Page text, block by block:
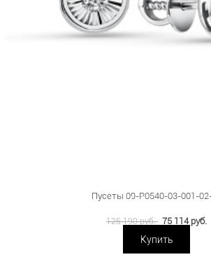
Пусеты 09-P0540-03-001-
125 190 руб. 75 114 руб.
Купить